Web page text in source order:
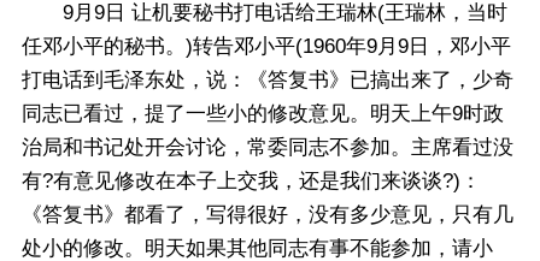
9月9日 让机要秘书打电话给王瑞林(王瑞林，当时
任邓小平的秘书。)转告邓小平(1960年9月9日，邓小平
打电话到毛泽东处，说：《答复书》已搞出来了，少奇
同志已看过，提了一些小的修改意见。明天上午9时政
治局和书记处开会讨论，常委同志不参加。主席看过没
有?有意见修改在本子上交我，还是我们来谈谈?)：
《答复书》都看了，写得很好，没有多少意见，只有几
处小的修改。明天如果其他同志有事不能参加，请小